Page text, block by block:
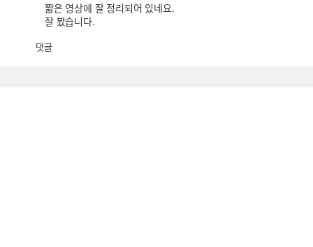
짧은 영상에 잘 정리되어 있네요.
잘 봤습니다.
댓글